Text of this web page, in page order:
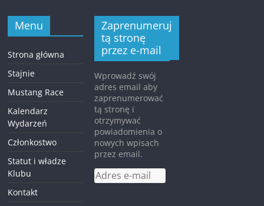
Menu
Strona główna
Stajnie
Mustang Race
Kalendarz
Wydarzeń
Członkostwo
Statut i władze
Klubu
Kontakt
Zaprenumeruj
tą stronę
przez e-mail
Wprowadź swój
adres email aby
zaprenumerować
tą stronę i
otrzymywać
powiadomienia o
nowych wpisach
przez email.
Adres
e-